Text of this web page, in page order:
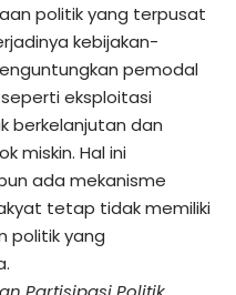
politik yang terpusat
kebijakan-
pemodal
eksploitasi
berkelanjutan dan
miskin. Hal ini
ada mekanisme
tetap tidak memiliki
politik yang